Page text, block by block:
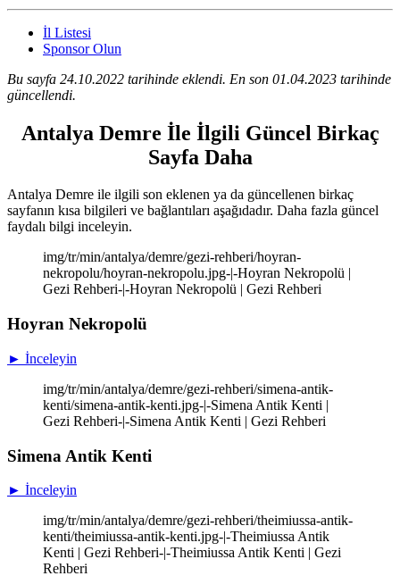
İl Listesi
Sponsor Olun
Bu sayfa 24.10.2022 tarihinde eklendi. En son 01.04.2023 tarihinde
güncellendi.
Antalya Demre İle İlgili Güncel Birkaç
Sayfa Daha
Antalya Demre ile ilgili son eklenen ya da güncellenen birkaç
sayfanın kısa bilgileri ve bağlantıları aşağıdadır. Daha fazla güncel
faydalı bilgi inceleyin.
img/tr/min/antalya/demre/gezi-rehberi/hoyran-
nekropolu/hoyran-nekropolu.jpg-|-Hoyran Nekropolü |
Gezi Rehberi-|-Hoyran Nekropolü | Gezi Rehberi
Hoyran Nekropolü
► İnceleyin
img/tr/min/antalya/demre/gezi-rehberi/simena-antik-
kenti/simena-antik-kenti.jpg-|-Simena Antik Kenti |
Gezi Rehberi-|-Simena Antik Kenti | Gezi Rehberi
Simena Antik Kenti
► İnceleyin
img/tr/min/antalya/demre/gezi-rehberi/theimiussa-antik-
kenti/theimiussa-antik-kenti.jpg-|-Theimiussa Antik
Kenti | Gezi Rehberi-|-Theimiussa Antik Kenti | Gezi
Rehberi